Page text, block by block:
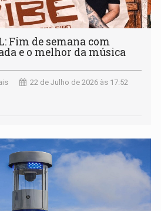
Fim de semana com
e o melhor da música
22 de Julho de 2026 às 17:52